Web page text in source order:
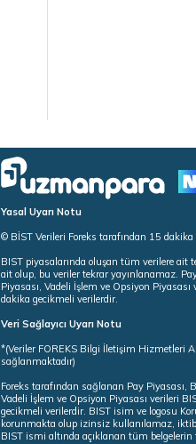
Yasal Uyarı Notu
© BİST Verileri Foreks tarafından 15
BIST piyasalarında oluşan tüm verilere ait
ait olup, bu veriler tekrar yayınlanamaz.
Piyasası, Vadeli İşlem ve Opsiyon
dakika gecikmeli verilerdir.
Veri Sağlayıcı Uyarı Notu
*(Veriler FOREKS Bilgi İletişim Hizmetleri
sağlanmaktadır)
Foreks tarafından sağlanan Pay Piyasası,
Vadeli İşlem ve Opsiyon Piyasası verileri
gecikmeli verilerdir. BIST isim ve logosu
korunmakta olup izinsiz kullanılamaz,
BIST ismi altında açıklanan tüm